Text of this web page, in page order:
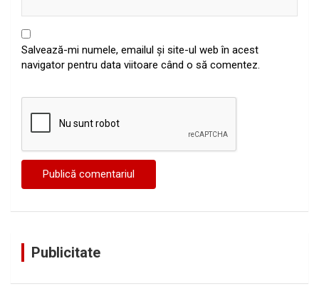
Salvează-mi numele, emailul și site-ul web în acest
navigator pentru data viitoare când o să comentez.
Publicitate